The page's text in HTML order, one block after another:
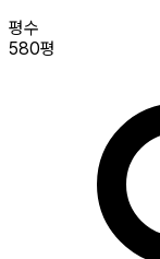
평수
580평